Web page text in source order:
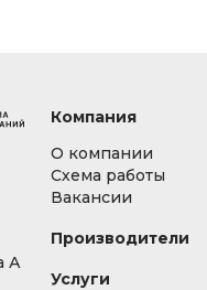
А
Компания
О компании
Схема работы
Вакансии
Производители
Услуги